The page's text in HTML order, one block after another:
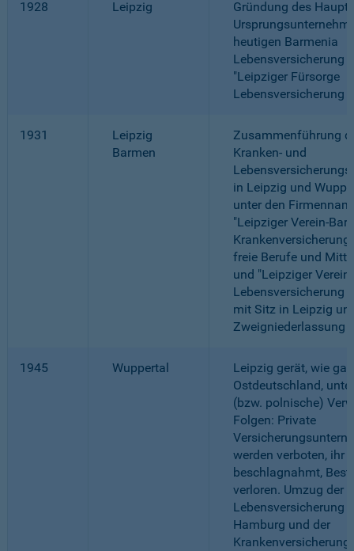
1928 Leipzig
Gründung des Haupt-
heutigen Barmenia
Lebensversicherung
"Leipziger Fürsorge
Lebensversicherung
1931
Leipzig
Barmen
Zusammenführung
Kranken- und
in Leipzig und
unter den
"Leipziger Verein-
freie Berufe und
und "Leipziger
Lebensversicherung
mit Sitz in Leipzig
Zweigniederlassung
1945 Wuppertal
Leipzig gerät, wie
Ostdeutschland,
(bzw. polnische)
Folgen: Private
werden verboten, ihr
beschlagnahmt,
verloren. Umzug der
Lebensversicherung
Hamburg und der
Krankenversicherung